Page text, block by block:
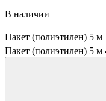
В наличии
Пакет (полиэтилен) 5
Пакет (полиэтилен) 5 м